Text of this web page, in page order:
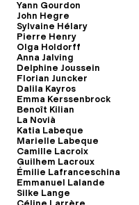
Yann Gourdon
John Hegre
Sylvaine Hélary
Pierre Henry
Olga Holdorff
Anna Jalving
Delphine Joussein
Florian Juncker
Dalila Kayros
Emma Kerssenbrock
Benoît Kilian
La Novià
Katia Labeque
Marielle Labeque
Camille Lacroix
Guilhem Lacroux
Émilie Lafranceschina
Emmanuel Lalande
Silke Lange